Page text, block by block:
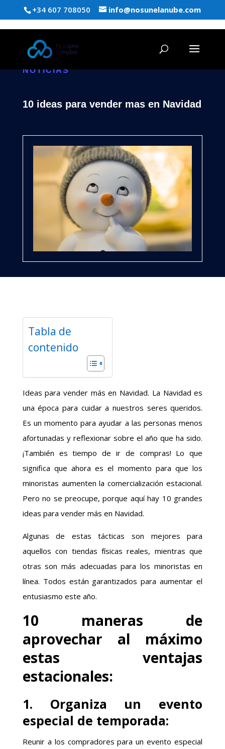
+34 607 708050 info@nosunelanube.com
NOTICIAS
10 ideas para vender mas en Navidad
Tabla de
contenido
Ideas para vender más en Navidad. La Navidad es
una época para cuidar a nuestros seres queridos.
Es un momento para ayudar a las personas menos
afortunadas y reflexionar sobre el año que ha sido.
¡También es tiempo de ir de compras! Lo que
significa que ahora es el momento para que los
minoristas aumenten la comercialización estacional.
Pero no se preocupe, porque aquí hay 10 grandes
ideas para vender más en Navidad.
Algunas de estas tácticas son mejores para
aquellos con tiendas físicas reales, mientras que
otras son más adecuadas para los minoristas en
línea. Todos están garantizados para aumentar el
entusiasmo este año.
10 maneras de
aprovechar al máximo
estas ventajas
estacionales:
1. Organiza un evento
especial de temporada:
Reunir a los compradores para un evento especial